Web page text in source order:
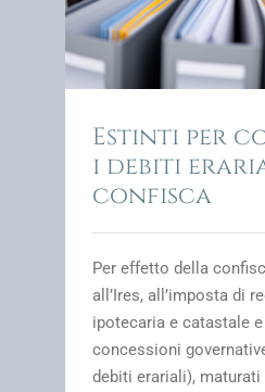
Estinti per
i debiti
confisca
Per effetto della
all’Ires, all’imposta di
ipotecaria e catastale
concessioni
debiti erariali),